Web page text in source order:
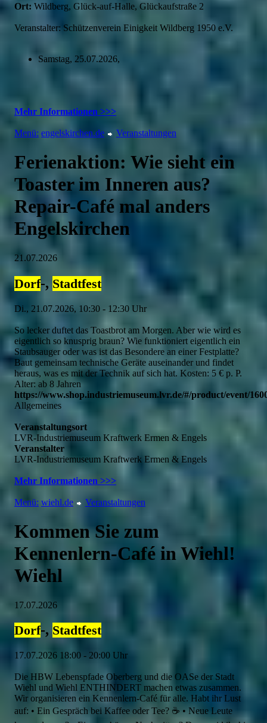
Ort: Wildberg, Glück-auf-Halle, Glückaufstraße 2
Veranstalter: Schützenverein Einigkeit Wildberg 1950 e.V.
Samstag, 25.07.2026,
Mehr Informationen >>>
Menü: engelskirchen.de Veranstaltungen
Ferienaktion: Wie sieht ein
Toaster im Inneren aus?
Repair-Café mal anders
Engelskirchen
21.07.2026
Dorf-, Stadtfest
Di., 21.07.2026, 10:30 - 12:30 Uhr
So lecker duftet das Toastbrot am Morgen. Aber wie wird es
eigentlich so knusprig braun? Wie funktioniert eigentlich ein
Staubsauger oder was ist das Besondere an einer Festplatte?
Baut gemeinsam technische Geräte auseinander und findet
heraus, was es mit der Technik auf sich hat. Kosten: 5 € p. P.
Alter: ab 8 Jahren
https://www.shop.industriemuseum.lvr.de/#/product/event/
Allgemeines
Veranstaltungsort
LVR-Industriemuseum Kraftwerk Ermen & Engels
Veranstalter
LVR-Industriemuseum Kraftwerk Ermen & Engels
Mehr Informationen >>>
Menü: wiehl.de Veranstaltungen
Kommen Sie zum
Kennenlern-Café in Wiehl!
Wiehl
17.07.2026
Dorf-, Stadtfest
17.07.2026 18:00 - 20:00 Uhr
Die HBW Lebenspfade Oberberg und die OASe der Stadt
Wiehl und Wiehl ENTHINDERT machen etwas zusammen.
Wir organisieren ein Kennenlern-Café für alle. Habt ihr Lust
auf: • Ein Gespräch bei Kaffee oder Tee? ☕️ • Neue Leute